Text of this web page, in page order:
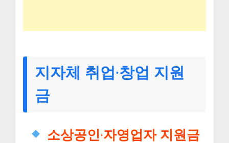
지자체 취업·창업 지원
금
소상공인·자영업자 지원금